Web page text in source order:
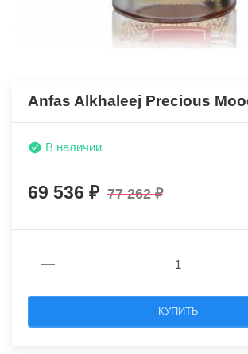
Anfas Alkhaleej Precious
В наличии
69 536 77 262
КУПИТЬ